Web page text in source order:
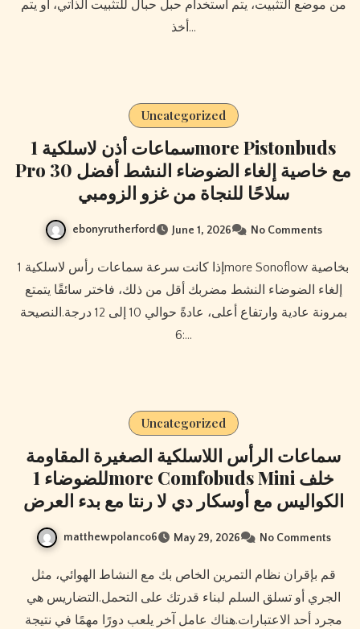
من موضع التثبيت، يتم استخدام حبل حبال للتثبيت الذاتي، أو يتم
أخذ…
Uncategorized
سماعات أذن لاسلكية 1more Pistonbuds
Pro مع خاصية إلغاء الضوضاء النشط أفضل 30
سلاحًا للنجاة من غزو الزومبي
ebonyrutherford June 1, 2026 No Comments
إلغاء الضوضاء النشط مضربك أقل من ذلك، فاختر سائقًا يتمتع
بمرونة عادية وارتفاع أعلى، عادةً حوالي 10 إلى 12 درجة.النصيحة
6:…
Uncategorized
سماعات الرأس اللاسلكية الصغيرة المقاومة
للضوضاء 1more Comfobuds Mini خلف
الكواليس مع أوسكار دي لا رنتا مع بدء العرض
matthewpolanco6 May 29, 2026 No Comments
قم بإقران نظام التمرين الخاص بك مع النشاط الهوائي، مثل
الجري أو تسلق السلم لبناء قدرتك على التحمل.التضاريس هي
مجرد أحد الاعتبارات.هناك عامل آخر يلعب دورًا مهمًا في نتيجة